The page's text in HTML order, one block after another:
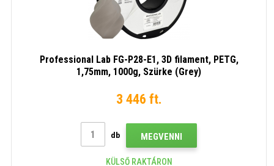
Professional Lab FG-P28-E1, 3D filament, PETG,
1,75mm, 1000g, Szürke (Grey)
3 446 ft.
db MEGVENNI
KÜLSŐ RAKTÁRON